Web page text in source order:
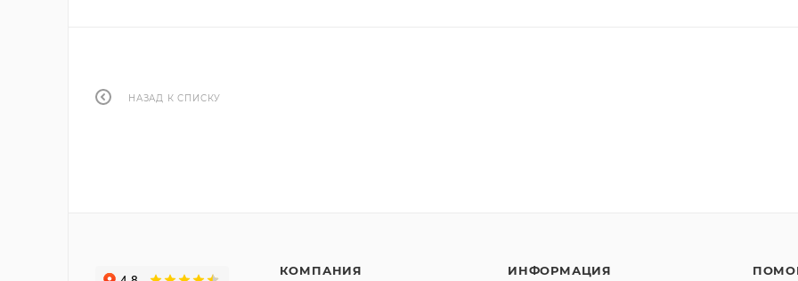
НАЗАД К СПИСКУ
КОМПАНИЯ ИНФОРМАЦИЯ